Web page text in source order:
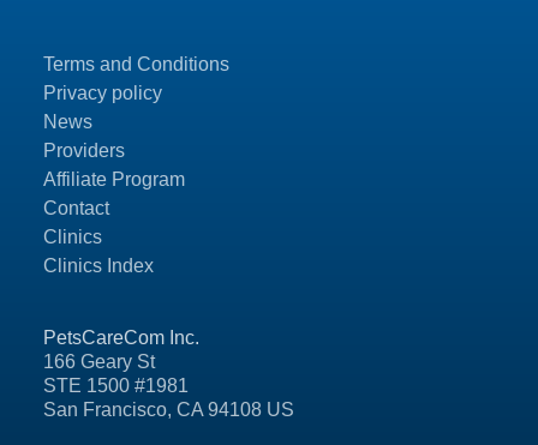
PetsCareCom Inc.
166 Geary St
STE 1500 #1981
San Francisco, CA 94108 US
Terms and Conditions
Privacy policy
News
Providers
Affiliate Program
Contact
Clinics
Clinics Index